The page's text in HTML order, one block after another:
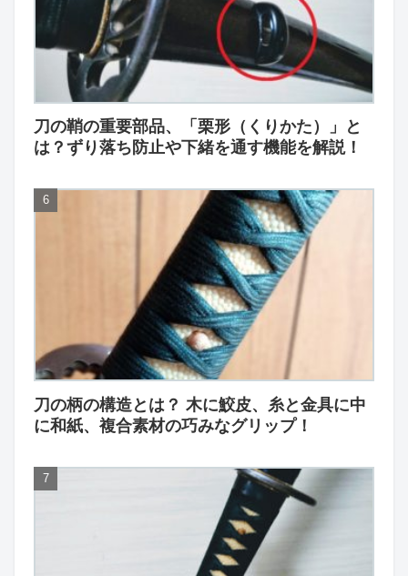
刀の鞘の重要部品、「栗形（くりかた）」と
は？ずり落ち防止や下緒を通す機能を解説！
刀の柄の構造とは？ 木に鮫皮、糸と金具に中
に和紙、複合素材の巧みなグリップ！